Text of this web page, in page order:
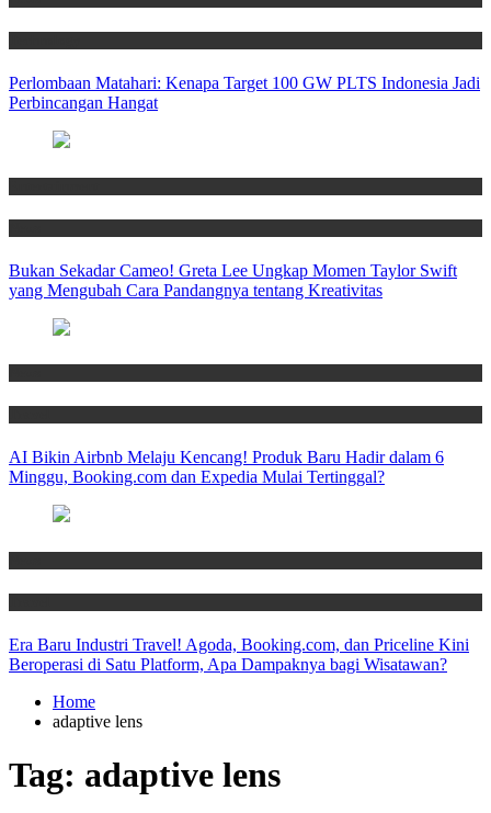
Perlombaan Matahari: Kenapa Target 100 GW PLTS Indonesia Jadi
Perbincangan Hangat
Bukan Sekadar Cameo! Greta Lee Ungkap Momen Taylor Swift
yang Mengubah Cara Pandangnya tentang Kreativitas
AI Bikin Airbnb Melaju Kencang! Produk Baru Hadir dalam 6
Minggu, Booking.com dan Expedia Mulai Tertinggal?
Era Baru Industri Travel! Agoda, Booking.com, dan Priceline Kini
Beroperasi di Satu Platform, Apa Dampaknya bagi Wisatawan?
Home
adaptive lens
Tag: adaptive lens